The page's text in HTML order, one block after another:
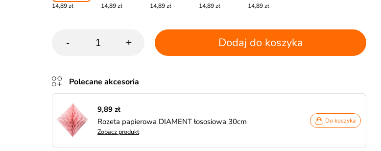
14,89 zł 14,89 zł 14,89 zł 14,89 zł 14,89 zł
- + Dodaj do koszyka
Polecane akcesoria
9,89 zł
Rozeta papierowa DIAMENT łososiowa 30cm
Zobacz produkt
Do koszyka